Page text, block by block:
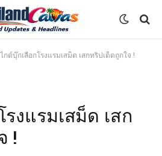
ไกด์บุ๊กเลือกโรงแรมเสม็ด เสกทริปเด็ดถูกใจ !
งแรมเสม็ด เสก
!